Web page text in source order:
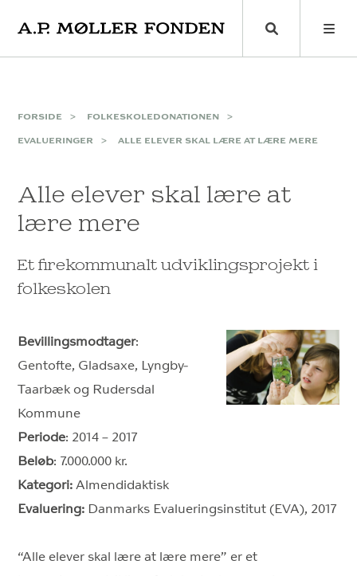
Skip
FORSIDE FOLKESKOLEDONATIONEN
EVALUERINGER ALLE ELEVER SKAL LÆRE AT LÆRE MERE
Alle elever skal lære at
lære mere
Et firekommunalt udviklingsprojekt i
folkeskolen
Bevillingsmodtager:
Gentofte, Gladsaxe, Lyngby-
Taarbæk og Rudersdal
Kommune
Periode: 2014 – 2017
Beløb: 7.000.000 kr.
Kategori:Almendidaktisk
Evaluering: Danmarks Evalueringsinstitut (EVA), 2017
“Alle elever skal lære at lære mere” er et